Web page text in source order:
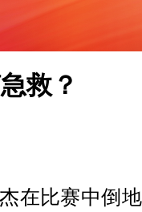
救？
比赛中倒